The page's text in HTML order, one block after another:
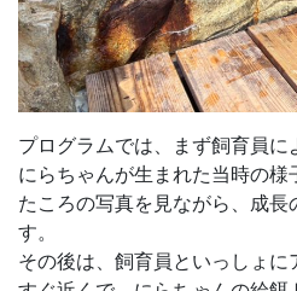
プログラムでは、まず飼育員に
にらちゃんが生まれた当時の
たころの写真を見ながら、成長
す。
その後は、飼育員といっしょに